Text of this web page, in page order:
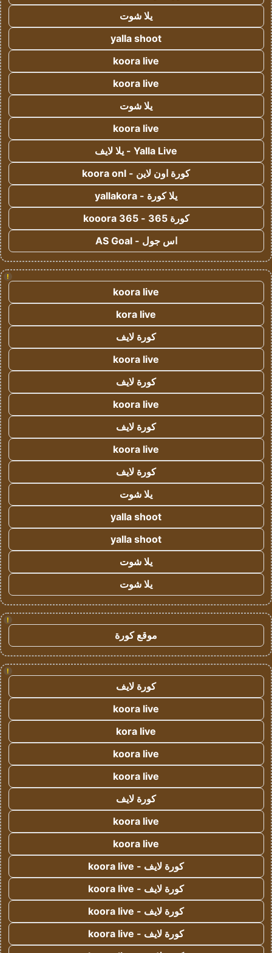
يلا شوت
yalla shoot
koora live
koora live
يلا شوت
koora live
Yalla Live - يلا لايف
كورة اون لاين - koora onl
يلا كورة - yallakora
كورة 365 - kooora 365
اس جول - AS Goal
!
koora live
kora live
كورة لايف
koora live
كورة لايف
koora live
كورة لايف
koora live
كورة لايف
يلا شوت
yalla shoot
yalla shoot
يلا شوت
يلا شوت
!
موقع كورة
!
كورة لايف
koora live
kora live
koora live
koora live
كورة لايف
koora live
koora live
كورة لايف - koora live
كورة لايف - koora live
كورة لايف - koora live
كورة لايف - koora live